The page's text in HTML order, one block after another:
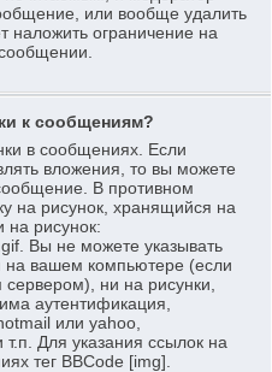
или вообще удалить
наложить ограничение на
к сообщениям?
в сообщениях. Если
вложения, то вы можете
В противном
на рисунок, хранящийся на
на рисунок:
Вы не можете указывать
на вашем компьютере (если
ни на рисунки,
аутентификация,
или yahoo,
Для указания ссылок на
тег BBCode [img].